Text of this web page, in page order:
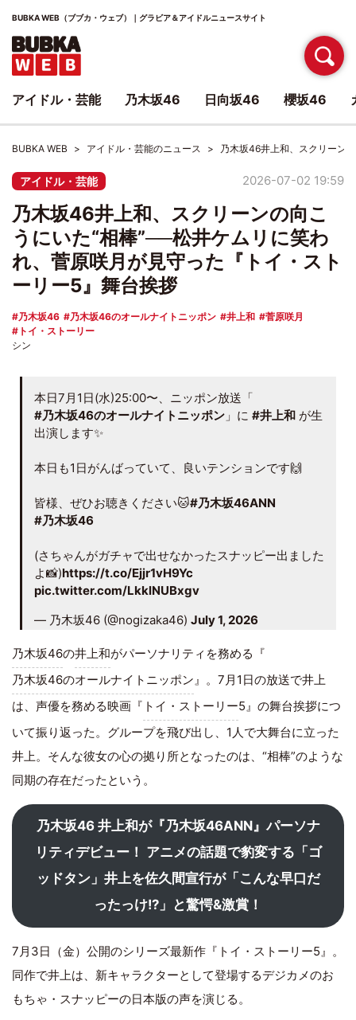
BUBKA WEB（ブブカ・ウェブ）｜グラビア＆アイドルニュースサイト
BUBKA WEB アイドル・芸能のニュース 乃木坂46井上和、スクリーン
アイドル・芸能 2026-07-02 19:59
乃木坂46井上和、スクリーンの向こ
うにいた“相棒”──松井ケムリに笑わ
れ、菅原咲月が見守った『トイ・スト
ーリー5』舞台挨拶
乃木坂46 乃木坂46のオールナイトニッポン 井上和
菅原咲月
トイ・ストーリー
シン
本日7月1日(水)25:00〜、ニッポン放送「
#乃木坂46のオールナイトニッポン 」に #井上和 が生
出演します✨
本日も1日がんばっていて、良いテンションです🙌
皆様、ぜひお聴きください🐱#乃木坂46ANN
#乃木坂46
(さちゃんがガチャで出せなかったスナッピー出ました
よ📸)https://t.co/Ejjr1vH9Yc
pic.twitter.com/LkklNUBxgv
— 乃木坂46 (@nogizaka46) July 1, 2026
乃木坂46の井上和がパーソナリティを務める『
乃木坂46のオールナイトニッポン』。7月1日の放送で井上
は、声優を務める映画『 トイ・ストーリー5』の舞台挨拶につ
いて振り返った。グループを飛び出し、1人で大舞台に立った
井上。そんな彼女の心の拠り所となったのは、“相棒”のような
同期の存在だったという。
乃木坂46 井上和が『乃木坂46ANN』パーソナ
リティデビュー！ アニメの話題で豹変する「ゴ
ッドタン」井上を佐久間宣行が「こんな早口だ
ったっけ!?」と驚愕&激賞！
7月3日（金）公開のシリーズ最新作『トイ・ストーリー5』。
同作で井上は、新キャラクターとして登場するデジカメのお
もちゃ・スナッピーの日本版の声を演じる。
アイドル・芸能 乃木坂46 日向坂46 櫻坂46